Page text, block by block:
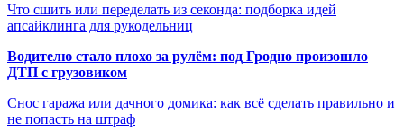
Что сшить или переделать из секонда: подборка идей
апсайклинга для рукодельниц
Водителю стало плохо за рулём: под Гродно произошло
ДТП с грузовиком
Снос гаража или дачного домика: как всё сделать правильно и
не попасть на штраф